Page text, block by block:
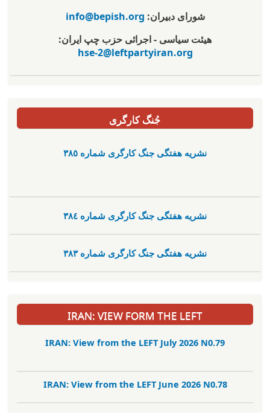
شورای دبیران:info@bepish.org
هیئت سیاسی - اجرائی حزب چپ ایران:
hse-2@leftpartyiran.org
جُنگ کارگری
نشریە هفتگی جنگ کارگری شمارە ٣٨٥
نشریە هفتگی جنگ کارگری شمارە ٣٨٤
نشریە هفتگی جنگ کارگری شمارە ٣٨٣
IRAN: VIEW FORM THE LEFT
IRAN: View from the LEFT July 2026 N0.79
IRAN: View from the LEFT June 2026 N0.78